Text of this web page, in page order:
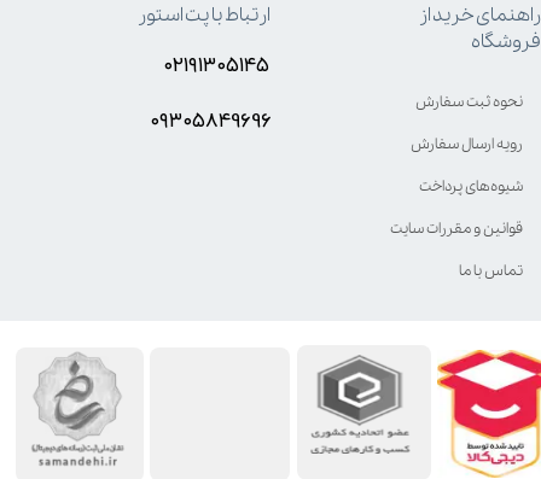
راهنمای خرید از
فروشگاه
نحوه ثبت سفارش
رویه ارسال سفارش
شیوه‌های پرداخت
قوانین و مقررات سایت
تماس با ما
ارتباط با پت استور
۰۲۱۹۱۳۰۵۱۴۵
۰۹۳۰۵8۴9696